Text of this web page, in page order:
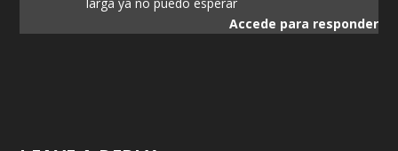
Accede para responder